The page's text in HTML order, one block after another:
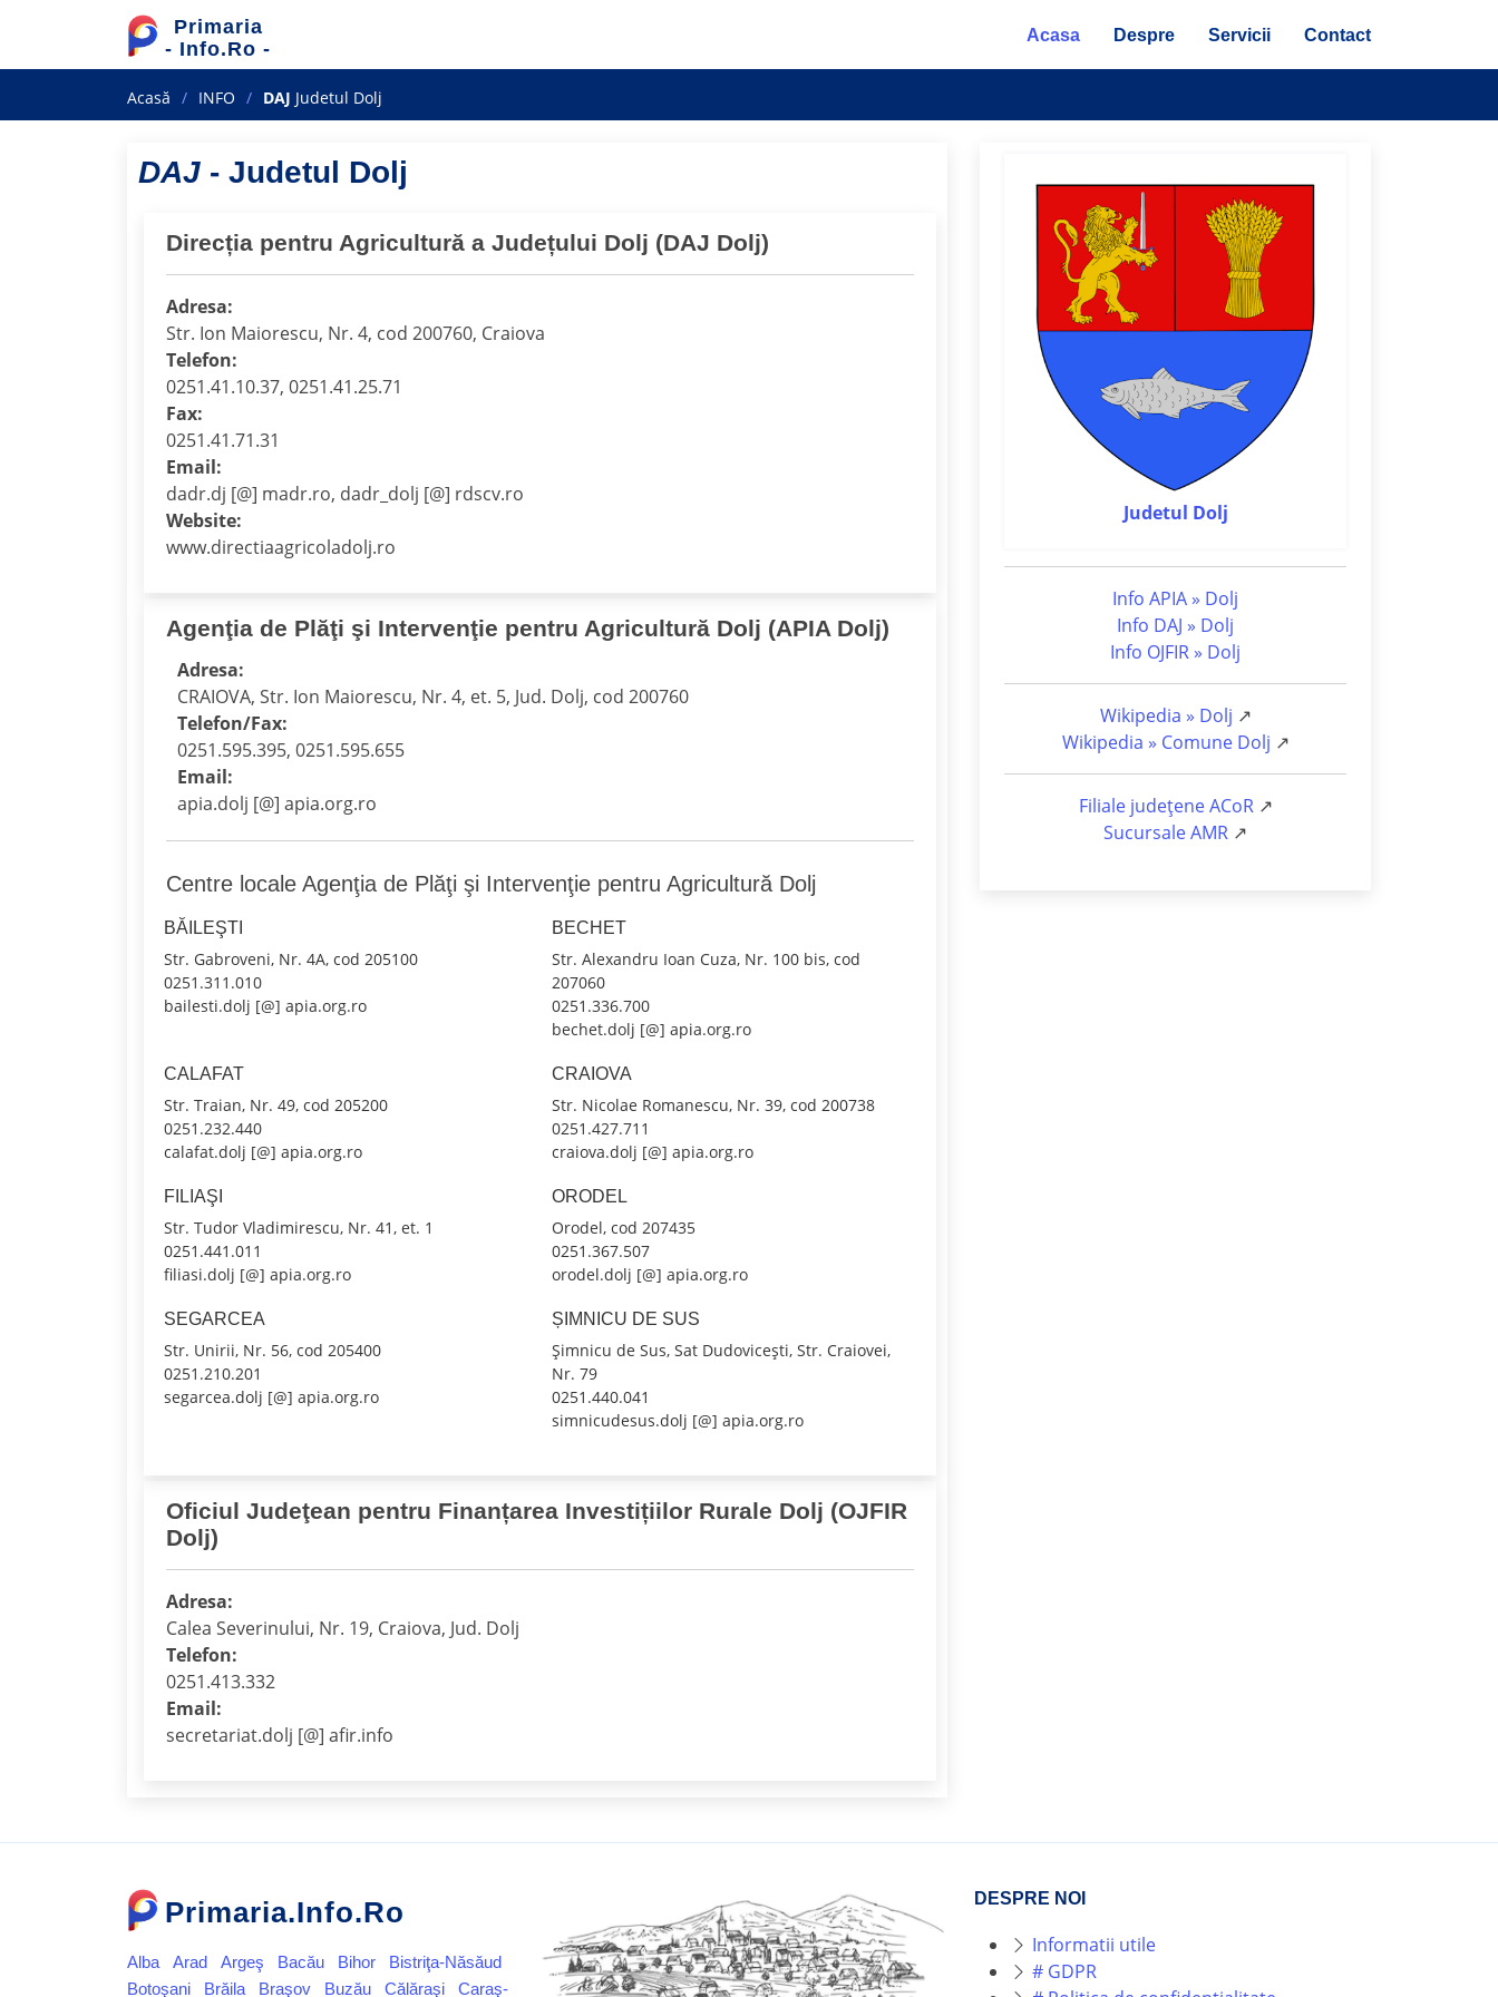
Primaria
- Info.Ro -
Acasa Despre Servicii Contact
Acasă INFO DAJ Judetul Dolj
DAJ - Judetul Dolj
Direcția pentru Agricultură a Județului Dolj (DAJ Dolj)
Adresa:
Str. Ion Maiorescu, Nr. 4, cod 200760, Craiova
Telefon:
0251.41.10.37, 0251.41.25.71
Fax:
0251.41.71.31
Email:
dadr.dj [@] madr.ro, dadr_dolj [@] rdscv.ro
Website:
www.directiaagricoladolj.ro
Agenţia de Plăţi şi Intervenţie pentru Agricultură​ Dolj (APIA Dolj)
Adresa:
CRAIOVA, Str. Ion Maiorescu, Nr. 4, et. 5, Jud. Dolj, cod 200760
Telefon/Fax:
0251.595.395, 0251.595.655
Email:
apia.dolj [@] apia.org.ro
Centre locale Agenţia de Plăţi şi Intervenţie pentru Agricultură Dolj
BĂILEŞTI
Str. Gabroveni, Nr. 4A, cod 205100
0251.311.010
bailesti.dolj [@] apia.org.ro
BECHET
Str. Alexandru Ioan Cuza, Nr. 100 bis, cod
207060
0251.336.700
bechet.dolj [@] apia.org.ro
CALAFAT
Str. Traian, Nr. 49, cod 205200
0251.232.440
calafat.dolj [@] apia.org.ro
CRAIOVA
Str. Nicolae Romanescu, Nr. 39, cod 200738
0251.427.711
craiova.dolj [@] apia.org.ro
FILIAŞI
Str. Tudor Vladimirescu, Nr. 41, et. 1
0251.441.011
filiasi.dolj [@] apia.org.ro
ORODEL
Orodel, cod 207435
0251.367.507
orodel.dolj [@] apia.org.ro
SEGARCEA
Str. Unirii, Nr. 56, cod 205400
0251.210.201
segarcea.dolj [@] apia.org.ro
ȘIMNICU DE SUS
Șimnicu de Sus, Sat Dudovicești, Str. Craiovei,
Nr. 79
0251.440.041
simnicudesus.dolj [@] apia.org.ro
Oficiul Judeţean pentru Finanțarea Investițiilor Rurale Dolj (OJFIR
Dolj)
Adresa:
Calea Severinului, Nr. 19, Craiova, Jud. Dolj
Telefon:
0251.413.332
Email:
secretariat.dolj [@] afir.info
Judetul Dolj
Info APIA » Dolj
Info DAJ » Dolj
Info OJFIR » Dolj
Wikipedia » Dolj ↗
Wikipedia » Comune Dolj ↗
Filiale județene ACoR↗
Sucursale AMR ↗
Primaria.Info.Ro
Alba Arad Argeş Bacău Bihor
Bistriţa-Năsăud
Botoşani
Brăila Braşov Buzău Călăraşi Caraş-
DESPRE NOI
Informatii utile
# GDPR